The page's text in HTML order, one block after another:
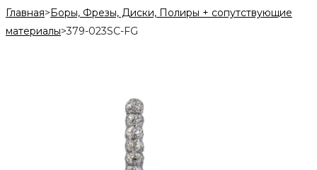
Главная> Боры, Фрезы, Диски, Полиры + сопутствующие
материалы>379-023SC-FG